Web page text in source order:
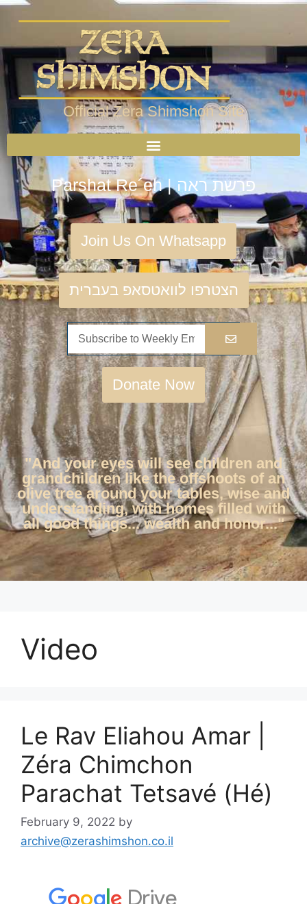
Official Zera Shimshon Site
Parshat Re´eh | פרשת ראה
Join Us On Whatsapp
הצטרפו לוואטסאפ בעברית
Donate Now
"And your eyes will see children and
grandchildren like the offshoots of an
olive tree around your tables, wise and
understanding, with homes filled with
all good things... wealth and honor..."
Video
Le Rav Eliahou Amar |
Zéra Chimchon
Parachat Tetsavé (Hé)
February 9, 2022 by
archive@zerashimshon.co.il